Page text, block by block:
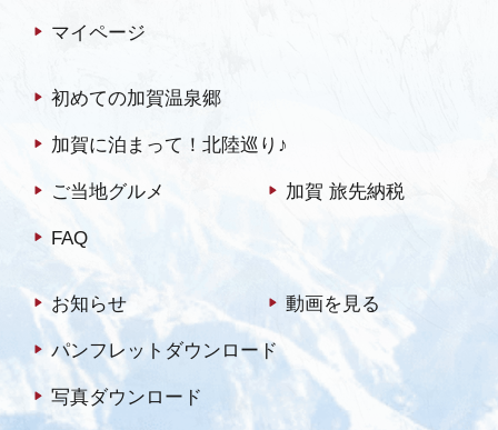
マイページ
初めての加賀温泉郷
加賀に泊まって！北陸巡り♪
ご当地グルメ 加賀 旅先納税
FAQ
お知らせ 動画を見る
パンフレットダウンロード
写真ダウンロード